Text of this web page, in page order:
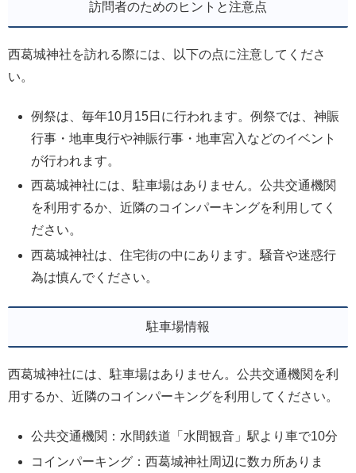
訪問者のためのヒントと注意点
西葛城神社を訪れる際には、以下の点に注意してくださ
い。
例祭は、毎年10月15日に行われます。例祭では、神賑
行事・地車曳行や神賑行事・地車宮入などのイベント
が行われます。
西葛城神社には、駐車場はありません。公共交通機関
を利用するか、近隣のコインパーキングを利用してく
ださい。
西葛城神社は、住宅街の中にあります。騒音や迷惑行
為は慎んでください。
駐車場情報
西葛城神社には、駐車場はありません。公共交通機関を利
用するか、近隣のコインパーキングを利用してください。
公共交通機関：水間鉄道「水間観音」駅より車で10分
コインパーキング：西葛城神社周辺に数カ所ありま